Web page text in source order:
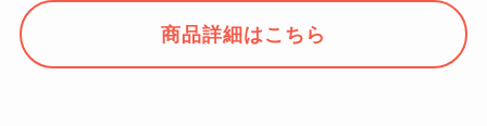
商品詳細はこちら